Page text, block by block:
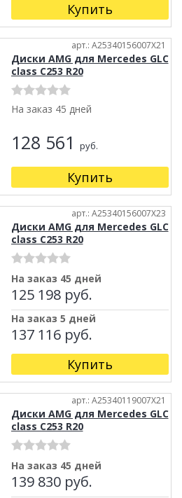
Купить
арт.: A25340156007X21
Диски AMG для Mercedes GLC
class C253 R20
На заказ 45 дней
128 561 руб.
Купить
арт.: A25340156007X23
Диски AMG для Mercedes GLC
class C253 R20
На заказ 45 дней
125 198 руб.
На заказ 5 дней
137 116 руб.
Купить
арт.: A25340119007X21
Диски AMG для Mercedes GLC
class C253 R20
На заказ 45 дней
139 830 руб.